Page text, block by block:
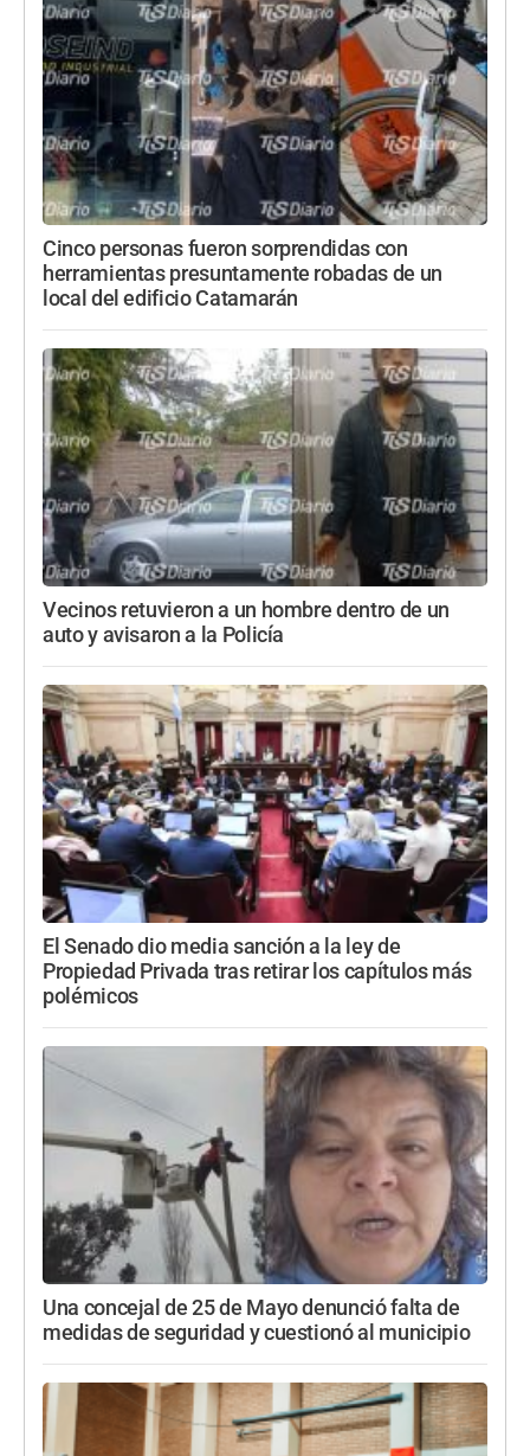
Cinco personas fueron sorprendidas con
herramientas presuntamente robadas de un
local del edificio Catamarán
Vecinos retuvieron a un hombre dentro de un
auto y avisaron a la Policía
El Senado dio media sanción a la ley de
Propiedad Privada tras retirar los capítulos más
polémicos
Una concejal de 25 de Mayo denunció falta de
medidas de seguridad y cuestionó al municipio